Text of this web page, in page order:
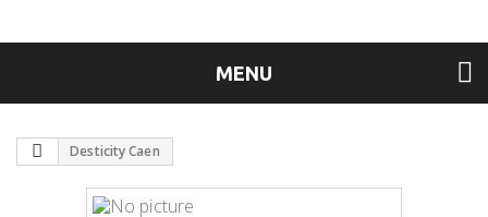
MENU
Desticity Caen